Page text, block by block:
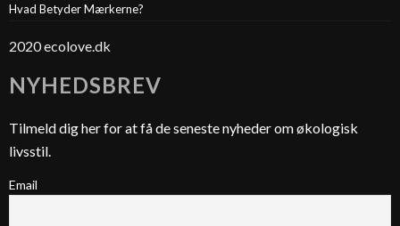
Hvad Betyder Mærkerne?
2020 ecolove.dk
NYHEDSBREV
Tilmeld dig her for at få de seneste nyheder om økologisk
livsstil.
Email